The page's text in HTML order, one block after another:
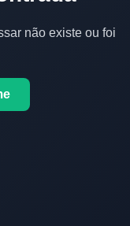
não existe ou foi